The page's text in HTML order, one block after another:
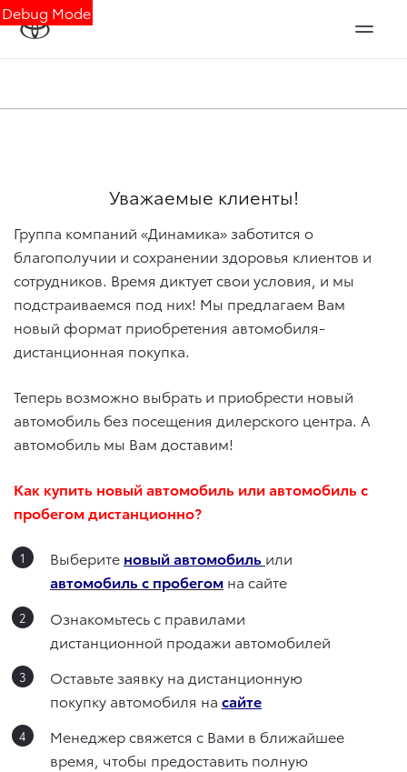
Debug Mode
Уважаемые клиенты!
Группа компаний «Динамика» заботится о
благополучии и сохранении здоровья клиентов и
сотрудников. Время диктует свои условия, и мы
подстраиваемся под них! Мы предлагаем Вам
новый формат приобретения автомобиля-
дистанционная покупка.
Теперь возможно выбрать и приобрести новый
автомобиль без посещения дилерского центра. А
автомобиль мы Вам доставим!
Как купить новый автомобиль или автомобиль с
пробегом дистанционно?
Выберите новый автомобиль или
автомобиль с пробегом на сайте
Ознакомьтесь с правилами
дистанционной продажи автомобилей
Оставьте заявку на дистанционную
покупку автомобиля на сайте
Менеджер свяжется с Вами в ближайшее
время, чтобы предоставить полную